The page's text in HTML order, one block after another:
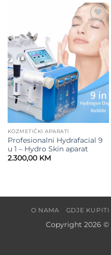
Add to
wishlist
KOZMETIČKI APARATI
Profesionalni Hydrafacial 9
u 1 – Hydro Skin aparat
2.300,00 KM
O NAMA GDJE KUPITI
Copyright 2026 ©